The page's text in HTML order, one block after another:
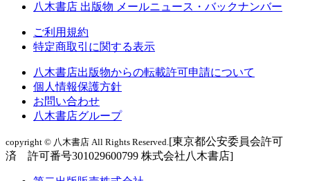
八木書店 出版物 メールニュース・バックナンバー
ご利用規約
特定商取引に関する表示
八木書店出版物からの転載許可申請について
個人情報保護方針
お問い合わせ
八木書店グループ
copyright © 八木書店 All Rights Reserved.[東京都公安委員会許可
済 許可番号301029600799 株式会社八木書店]